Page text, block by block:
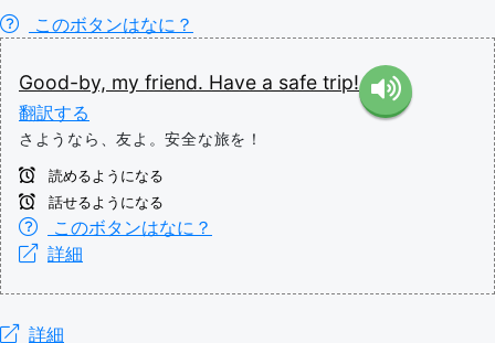
このボタンはなに？
Good-by, my friend. Have a safe trip!
翻訳する
さようなら、友よ。安全な旅を！
読めるようになる
話せるようになる
このボタンはなに？
詳細
詳細